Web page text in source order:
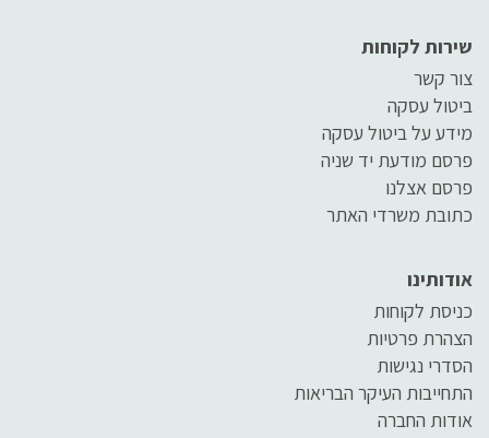
שירות לקוחות
צור קשר
ביטול עסקה
מידע על ביטול עסקה
פרסם מודעת יד שניה
פרסם אצלנו
כתובת משרדי האתר
אודותינו
כניסת לקוחות
הצהרת פרטיות
הסדרי נגישות
התחייבות העיקר הבריאות
אודות החברה